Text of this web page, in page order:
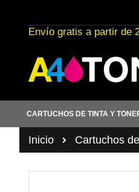
al
contenido
Envío gratis a partir de
CARTUCHOS DE TINTA Y
Inicio Cartuchos